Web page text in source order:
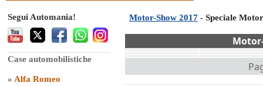
Segui Automania!
Case automobilistiche
» Alfa Romeo
Motor-Show 2017 - Speciale